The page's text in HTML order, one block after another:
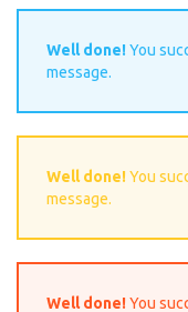
Well done!You
message.
Well done!You
message.
Well done!You